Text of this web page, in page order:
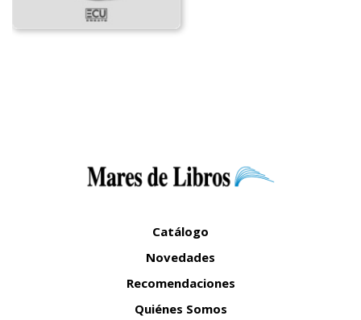
Catálogo
Novedades
Recomendaciones
Quiénes Somos